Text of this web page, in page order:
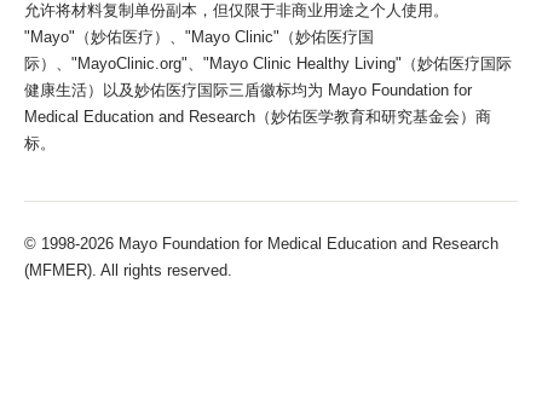
允许将材料复制单份副本，但仅限于非商业用途之个人使用。
"Mayo"（妙佑医疗）、"Mayo Clinic"（妙佑医疗国
际）、"MayoClinic.org"、"Mayo Clinic Healthy Living"（妙佑医疗国际
健康生活）以及妙佑医疗国际三盾徽标均为 Mayo Foundation for
Medical Education and Research（妙佑医学教育和研究基金会）商
标。
© 1998-2026 Mayo Foundation for Medical Education and Research
(MFMER). All rights reserved.